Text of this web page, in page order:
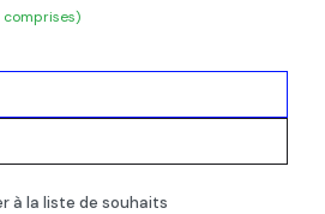
à la liste de souhaits
comprises)